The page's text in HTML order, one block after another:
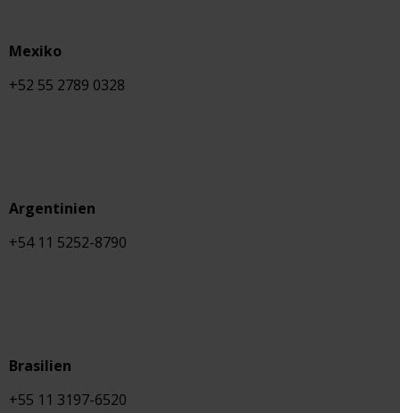
Mexiko
+52 55 2789 0328
Argentinien
+54 11 5252-8790
Brasilien
+55 11 3197-6520